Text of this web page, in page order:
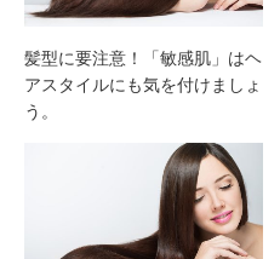
髪型に要注意！「敏感肌」はヘ
アスタイルにも気を付けましょ
う。